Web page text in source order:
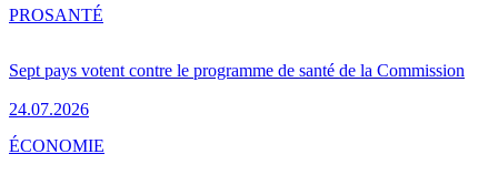
Sept pays votent contre le programme de santé de la Commission
24.07.2026
PROSANTÉ
ÉCONOMIE